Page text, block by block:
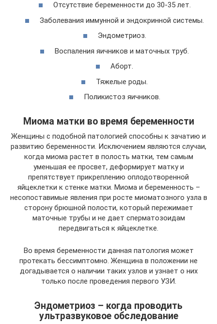
Отсутствие беременности до 30-35 лет.
Заболевания иммунной и эндокринной системы.
Эндометриоз.
Воспаления яичников и маточных труб.
Аборт.
Тяжелые роды.
Поликистоз яичников.
Миома матки во время беременности
Женщины с подобной патологией способны к зачатию и
развитию беременности. Исключением являются случаи,
когда миома растет в полость матки, тем самым
уменьшая ее просвет, деформирует матку и
препятствует прикреплению оплодотворенной
яйцеклетки к стенке матки. Миома и беременность –
несопоставимые явления при росте миоматозного узла в
сторону брюшной полости, который пережимает
маточные трубы и не дает сперматозоидам
передвигаться к яйцеклетке.
Во время беременности данная патология может
протекать бессимптомно. Женщина в положении не
догадывается о наличии таких узлов и узнает о них
только после проведения первого УЗИ.
Эндометриоз – когда проводить
ультразвуковое обследование